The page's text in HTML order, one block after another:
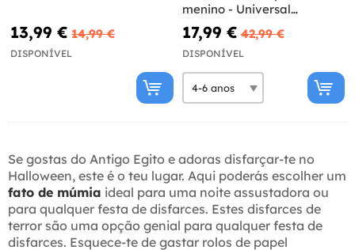
13,99 € 14,99 €
DISPONÍVEL
menino - Universal
Monsters
17,99 € 42,99 €
DISPONÍVEL
Se gostas do Antigo Egito e adoras disfarçar-te no
Halloween, este é o teu lugar. Aqui poderás escolher um
fato de múmia ideal para uma noite assustadora ou
para qualquer festa de disfarces. Estes disfarces de
terror são uma opção genial para qualquer festa de
disfarces. Esquece-te de gastar rolos de papel